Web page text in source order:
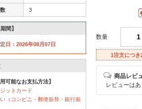
3
間】
日：2026年08月07日
用可能なお支払方法】
ジットカード
い（コンビニ・郵便振替・銀行振
数量
1注文につき
商品レビ
レビューは